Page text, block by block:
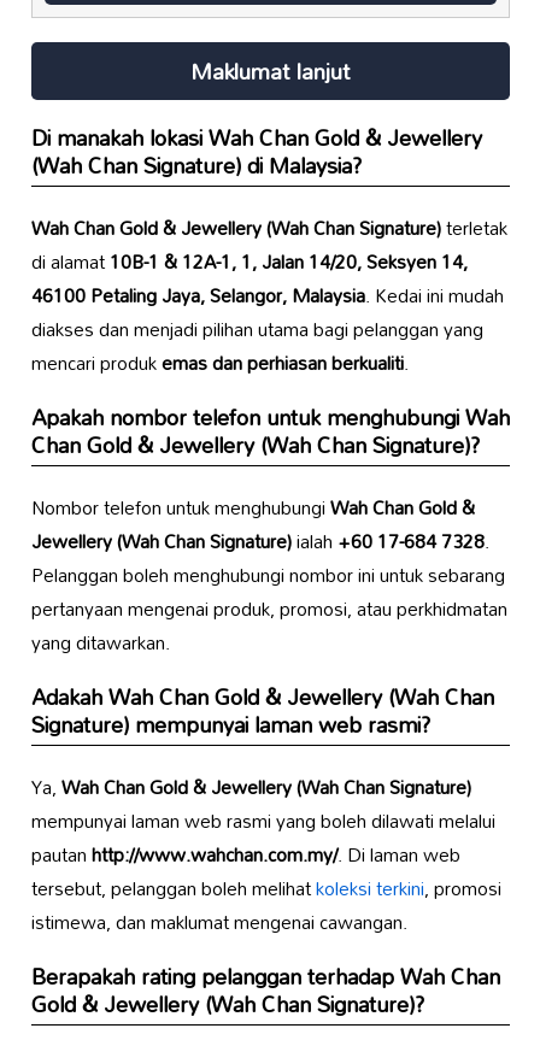
Maklumat lanjut
Di manakah lokasiWah Chan Gold & Jewellery
(Wah Chan Signature)di Malaysia?
Wah Chan Gold & Jewellery (Wah Chan Signature)terletak
di alamat10B-1 & 12A-1, 1, Jalan 14/20, Seksyen 14,
46100 Petaling Jaya, Selangor, Malaysia. Kedai ini mudah
diakses dan menjadi pilihan utama bagi pelanggan yang
mencari produkemas dan perhiasan berkualiti.
Apakah nombor telefon untuk menghubungiWah
Chan Gold & Jewellery (Wah Chan Signature)?
Nombor telefon untuk menghubungiWah Chan Gold &
Jewellery (Wah Chan Signature)ialah+60 17-684 7328.
Pelanggan boleh menghubungi nombor ini untuk sebarang
pertanyaan mengenai produk, promosi, atau perkhidmatan
yang ditawarkan.
AdakahWah Chan Gold & Jewellery (Wah Chan
Signature)mempunyai laman web rasmi?
Ya,Wah Chan Gold & Jewellery (Wah Chan Signature)
mempunyai laman web rasmi yang boleh dilawati melalui
pautanhttp://www.wahchan.com.my/. Di laman web
tersebut, pelanggan boleh melihatkoleksi terkini, promosi
istimewa, dan maklumat mengenai cawangan.
Berapakah rating pelanggan terhadapWah Chan
Gold & Jewellery (Wah Chan Signature)?